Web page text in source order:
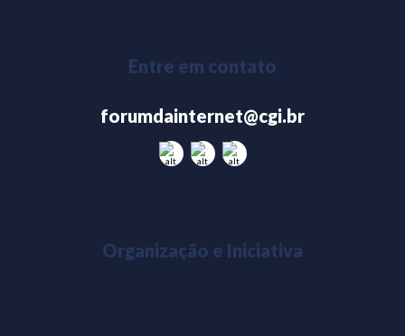
Entre em contato
forumdainternet@cgi.br
Organização e Iniciativa